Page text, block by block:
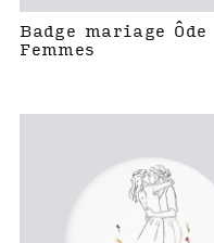
Badge mariage Ôde
Femmes